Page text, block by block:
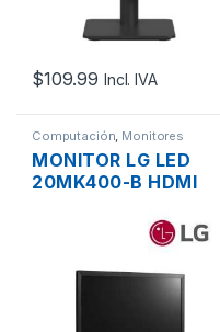
$109.99 Incl. IVA
Computación, Monitores
MONITOR LG LED
20MK400-B HDMI
WIDE SCREEN DE 20”